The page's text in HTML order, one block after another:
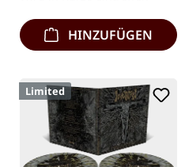
HINZUFÜGEN
Limited